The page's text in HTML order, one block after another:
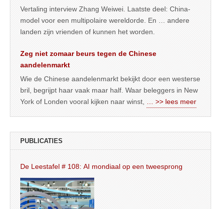
Vertaling interview Zhang Weiwei. Laatste deel: China-
model voor een multipolaire wereldorde. En … andere
landen zijn vrienden of kunnen het worden.
Zeg niet zomaar beurs tegen de Chinese
aandelenmarkt
Wie de Chinese aandelenmarkt bekijkt door een westerse
bril, begrijpt haar vaak maar half. Waar beleggers in New
York of Londen vooral kijken naar winst,
… >> lees meer
PUBLICATIES
De Leestafel # 108: AI mondiaal op een tweesprong